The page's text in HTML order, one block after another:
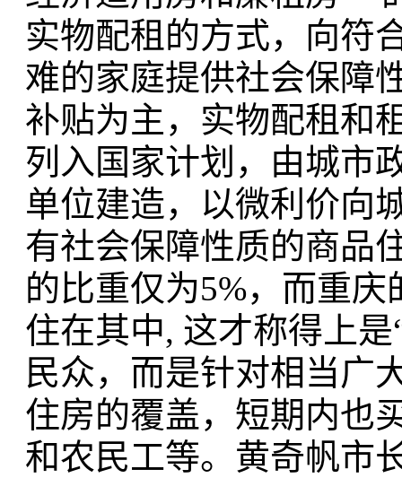
实物配租的方式，向符
难的家庭提供社会保障
补贴为主，实物配租和
列入国家计划，由城市
单位建造，以微利价向
有社会保障性质的商品
的比重仅为5%，而重
住在其中, 这才称得上
民众，而是针对相当广
住房的覆盖，短期内也
和农民工等。黄奇帆市